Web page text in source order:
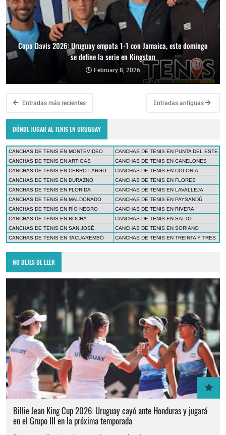
Copa Davis 2026: Uruguay empata 1-1 con Jamaica, este domingo
se define la serie en Kingston
February 8, 2026
Entradas más recientes Entradas antiguas
DÓNDE JUGAR AL TENIS EN URUGUAY
CANCHAS DE TENIS EN MONTEVIDEO
CANCHAS DE TENIS EN PUNTA DEL ESTE
CANCHAS DE TENIS EN ARTIGAS
CANCHAS DE TENIS EN CANELONES
CANCHAS DE TENIS EN CERRO LARGO
CANCHAS DE TENIS EN COLONIA
CANCHAS DE TENIS EN DURAZNO
CANCHAS DE TENIS EN FLORES
CANCHAS DE TENIS EN FLORIDA
CANCHAS DE TENIS EN LAVALLEJA
CANCHAS DE TENIS EN MALDONADO
CANCHAS DE TENIS EN PAYSANDÚ
CANCHAS DE TENIS EN RÍO NEGRO
CANCHAS DE TENIS EN RIVERA
CANCHAS DE TENIS EN ROCHA
CANCHAS DE TENIS EN SALTO
CANCHAS DE TENIS EN SAN JOSÉ
CANCHAS DE TENIS EN SORIANO
CANCHAS DE TENIS EN TACUAREMBÓ
CANCHAS DE TENIS EN TREINTA Y TRES
NO DEJES DE LEER
Billie Jean King Cup 2026: Uruguay cayó ante Honduras y jugará
en el Grupo III en la próxima temporada